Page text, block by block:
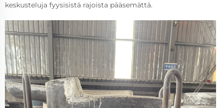
keskusteluja fyysisistä rajoista pääsemättä.